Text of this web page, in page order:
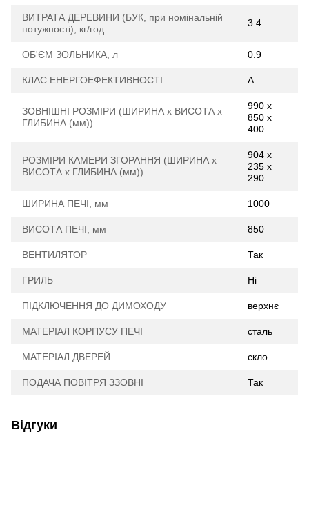
ВИТРАТА ДЕРЕВИНИ (БУК, при номінальній
потужності), кг/год
3.4
ОБ'ЄМ ЗОЛЬНИКА, л 0.9
КЛАС ЕНЕРГОЕФЕКТИВНОСТІ А
ЗОВНІШНІ РОЗМІРИ (ШИРИНА х ВИСОТА х
ГЛИБИНА (мм))
990 х
850 х
400
РОЗМІРИ КАМЕРИ ЗГОРАННЯ (ШИРИНА х
ВИСОТА х ГЛИБИНА (мм))
904 х
235 х
290
ШИРИНА ПЕЧІ, мм 1000
ВИСОТА ПЕЧІ, мм 850
ВЕНТИЛЯТОР Так
ГРИЛЬ Ні
ПІДКЛЮЧЕННЯ ДО ДИМОХОДУ верхнє
МАТЕРІАЛ КОРПУСУ ПЕЧІ сталь
МАТЕРІАЛ ДВЕРЕЙ скло
ПОДАЧА ПОВІТРЯ ЗЗОВНІ Так
Відгуки